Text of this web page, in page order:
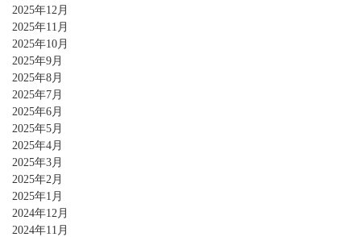
2025年12月
2025年11月
2025年10月
2025年9月
2025年8月
2025年7月
2025年6月
2025年5月
2025年4月
2025年3月
2025年2月
2025年1月
2024年12月
2024年11月